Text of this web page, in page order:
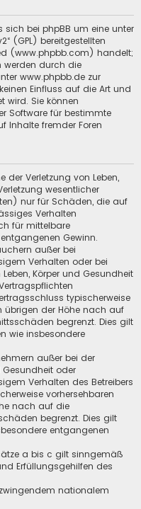
sich bei phpBB um eine unter
“ (GPL) bereitgestellten
(www.phpbb.com) handelt;
werden durch die
www.phpbb.de zur
Einfluss auf die Art und
wird. Sie können
Software für bestimmte
Inhalte fremder Foren
der Verletzung von Leben,
wesentlicher
nur für Schäden, die auf
Verhalten
für mittelbare
Gewinn.
außer bei
Verhalten oder bei
Körper und Gesundheit
typischerweise
übrigen der Höhe nach auf
begrenzt. Dies gilt
wie insbesondere
außer bei der
Gesundheit oder
Verhalten des Betreibers
vorhersehbaren
nach auf die
begrenzt. Dies gilt
entgangenen
a bis c gilt sinngemäß
Erfüllungsgehilfen des
nationalem